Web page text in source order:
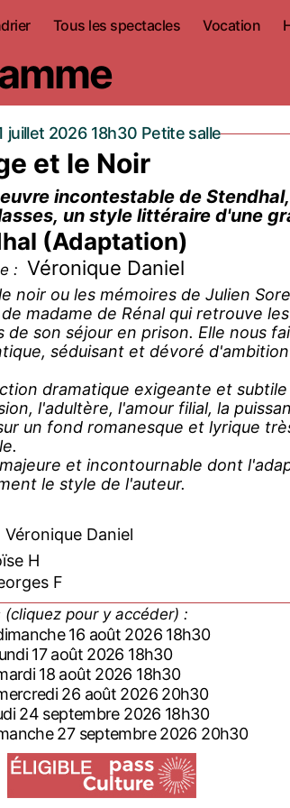
Tous les spectacles Vocation
1 juillet 2026 18h30 Petite salle
et le Noir
incontestable de
un style littéraire d'une
(Adaptation)
: Véronique Daniel
noir ou les mémoires de Julien
madame de Rénal qui retrouve
de son séjour en prison. Elle nous
séduisant et dévoré
dramatique exigeante et
l'adultère, l'amour filial, la
un fond romanesque et lyrique
et incontournable dont
le style de l'auteur.
Véronique Daniel
H
F
pour y accéder) :
16 août 2026 18h30
17 août 2026 18h30
18 août 2026 18h30
26 août 2026 20h30
24 septembre 2026 18h30
27 septembre 2026 20h30